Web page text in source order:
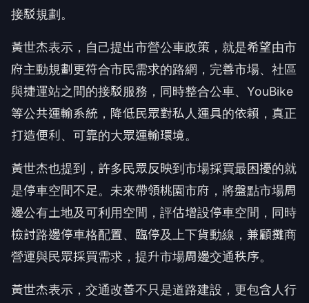
接駁規劃。
黃世杰表示，自己提出市營公車政策，就是希望由市
府主動規劃更符合市民需求的路網，完善市場、社區
與捷運站之間的接駁服務，同時整合公車、YouBike
等公共運輸系統，降低民眾對私人運具的依賴，真正
打造便利、可靠的大眾運輸環境。
黃世杰也提到，許多民眾反映到市場採買最困擾的就
是停車空間不足。未來帶領桃園市府，將盤點市場周
邊公有土地及可利用空間，評估增設停車空間，同時
檢討路邊停車格配置、臨停及上下貨動線，兼顧攤商
營運與民眾採買需求，提升市場周邊交通秩序。
黃世杰表示，交通改善不只是道路建設，更包含人行